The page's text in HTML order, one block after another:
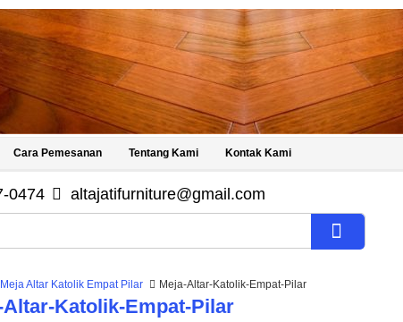
Cara Pemesanan Tentang Kami Kontak Kami
0474 altajatifurniture@gmail.com
Meja Altar Katolik Empat Pilar Meja-Altar-Katolik-Empat-Pilar
Altar-Katolik-Empat-Pilar